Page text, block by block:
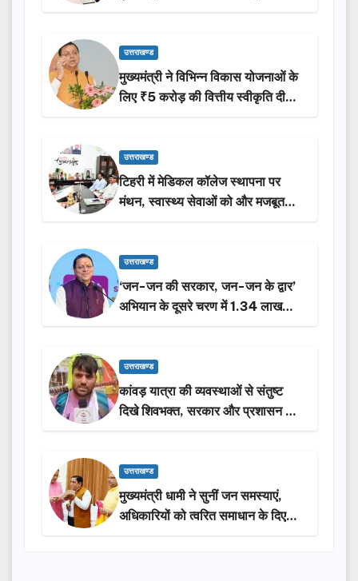
उत्तराखण्ड
मुख्यमंत्री ने विभिन्न विकास योजनाओं के
लिए ₹5 करोड़ की वित्तीय स्वीकृति दी…
उत्तराखण्ड
टिहरी में मेडिकल कॉलेज स्थापना पर
मंथन, स्वास्थ्य सेवाओं को और मजबूत
करेगी सरकार: मुख्यमंत्री धामी…
उत्तराखण्ड
‘जन-जन की सरकार, जन-जन के द्वार’
अभियान के दूसरे चरण में 1.34 लाख
लोगों की भागीदारी…
उत्तराखण्ड
कांवड़ यात्रा की व्यवस्थाओं से संतुष्ट
दिखे शिवभक्त, सरकार और प्रशासन की
सराहना…
उत्तराखण्ड
मुख्यमंत्री धामी ने सुनीं जन समस्याएं,
अधिकारियों को त्वरित समाधान के दिए
निर्देश